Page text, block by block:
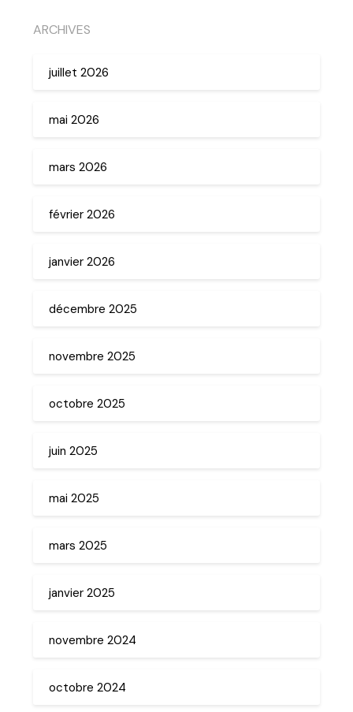
ARCHIVES
juillet 2026
mai 2026
mars 2026
février 2026
janvier 2026
décembre 2025
novembre 2025
octobre 2025
juin 2025
mai 2025
mars 2025
janvier 2025
novembre 2024
octobre 2024